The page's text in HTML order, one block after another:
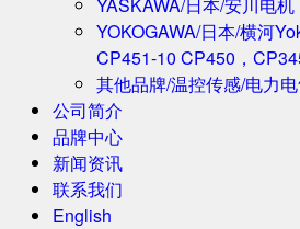
YOKOGAWA/日本/横河
CP451-10 CP450，
其他品牌/温控传感/电力
公司简介
品牌中心
新闻资讯
联系我们
English